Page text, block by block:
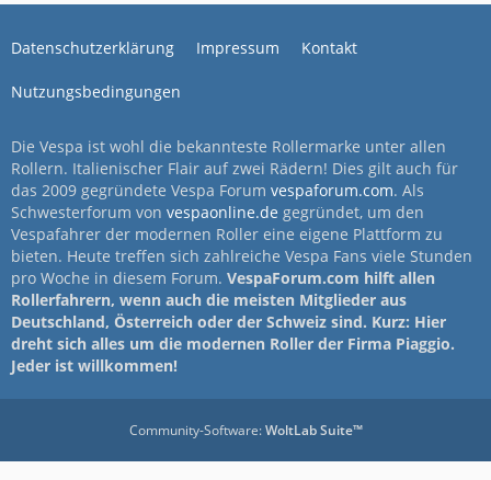
Datenschutzerklärung Impressum Kontakt
Nutzungsbedingungen
Die Vespa ist wohl die bekannteste Rollermarke unter allen
Rollern. Italienischer Flair auf zwei Rädern! Dies gilt auch für
das 2009 gegründete Vespa Forum vespaforum.com. Als
Schwesterforum von vespaonline.de gegründet, um den
Vespafahrer der modernen Roller eine eigene Plattform zu
bieten. Heute treffen sich zahlreiche Vespa Fans viele Stunden
pro Woche in diesem Forum. VespaForum.com hilft allen
Rollerfahrern, wenn auch die meisten Mitglieder aus
Deutschland, Österreich oder der Schweiz sind. Kurz: Hier
dreht sich alles um die modernen Roller der Firma Piaggio.
Jeder ist willkommen!
Community-Software:WoltLab Suite™